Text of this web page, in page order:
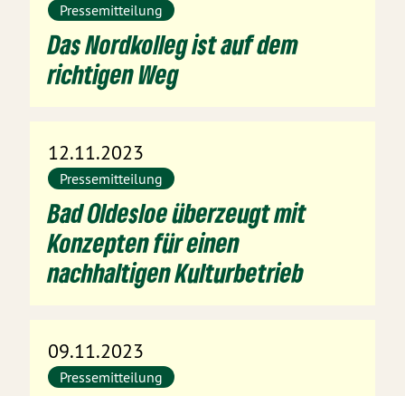
Pressemitteilung
Das Nordkolleg ist auf dem
richtigen Weg
12.11.2023
Pressemitteilung
Bad Oldesloe überzeugt mit
Konzepten für einen
nachhaltigen Kulturbetrieb
09.11.2023
Pressemitteilung